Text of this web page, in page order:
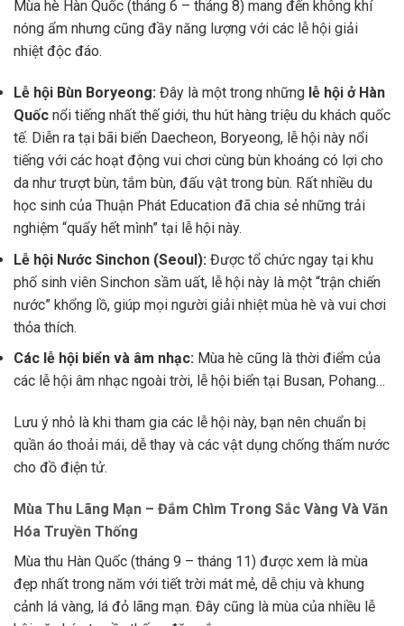
Mùa hè Hàn Quốc (tháng 6 – tháng 8) mang đến không khí
nóng ẩm nhưng cũng đầy năng lượng với các lễ hội giải
nhiệt độc đáo.
Lễ hội Bùn Boryeong: Đây là một trong những lễ hội ở Hàn
Quốc nổi tiếng nhất thế giới, thu hút hàng triệu du khách quốc
tế. Diễn ra tại bãi biển Daecheon, Boryeong, lễ hội này nổi
tiếng với các hoạt động vui chơi cùng bùn khoáng có lợi cho
da như trượt bùn, tắm bùn, đấu vật trong bùn. Rất nhiều du
học sinh của Thuận Phát Education đã chia sẻ những trải
nghiệm “quẩy hết mình” tại lễ hội này.
Lễ hội Nước Sinchon (Seoul): Được tổ chức ngay tại khu
phố sinh viên Sinchon sầm uất, lễ hội này là một “trận chiến
nước” khổng lồ, giúp mọi người giải nhiệt mùa hè và vui chơi
thỏa thích.
Các lễ hội biển và âm nhạc: Mùa hè cũng là thời điểm của
các lễ hội âm nhạc ngoài trời, lễ hội biển tại Busan, Pohang…
Lưu ý nhỏ là khi tham gia các lễ hội này, bạn nên chuẩn bị
quần áo thoải mái, dễ thay và các vật dụng chống thấm nước
cho đồ điện tử.
Mùa Thu Lãng Mạn – Đắm Chìm Trong Sắc Vàng Và Văn
Hóa Truyền Thống
Mùa thu Hàn Quốc (tháng 9 – tháng 11) được xem là mùa
đẹp nhất trong năm với tiết trời mát mẻ, dễ chịu và khung
cảnh lá vàng, lá đỏ lãng mạn. Đây cũng là mùa của nhiều lễ